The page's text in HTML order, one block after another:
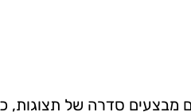
מבצעים סדרה של תצוגות,